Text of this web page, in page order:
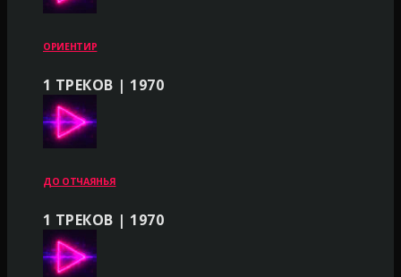
ОРИЕНТИР
1 ТРЕКОВ | 1970
ДО ОТЧАЯНЬЯ
1 ТРЕКОВ | 1970